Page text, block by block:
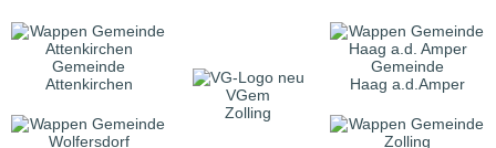
Gemeinde
Attenkirchen
VGem
Zolling
Gemeinde
Haag a.d.Amper